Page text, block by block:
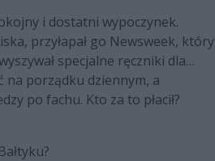
i dostatni wypoczynek.
przyłapał go Newsweek, który
specjalne ręczniki dla…
na porządku dziennym, a
po fachu. Kto za to płacił?